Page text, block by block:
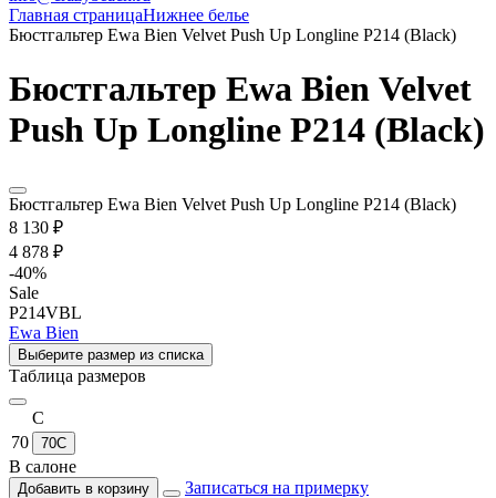
Главная страницаНижнее белье
Бюстгальтер Ewa Bien Velvet Push Up Longline P214 (Black)
Бюстгальтер Ewa Bien Velvet
Push Up Longline P214 (Black)
Бюстгальтер Ewa Bien Velvet Push Up Longline P214 (Black)
8 130 ₽
4 878 ₽
-40%
Sale
P214VBL
Ewa Bien
Выберите размер из списка
Таблица размеров
C
70
70C
В салоне
Добавить в корзину Записаться на примерку